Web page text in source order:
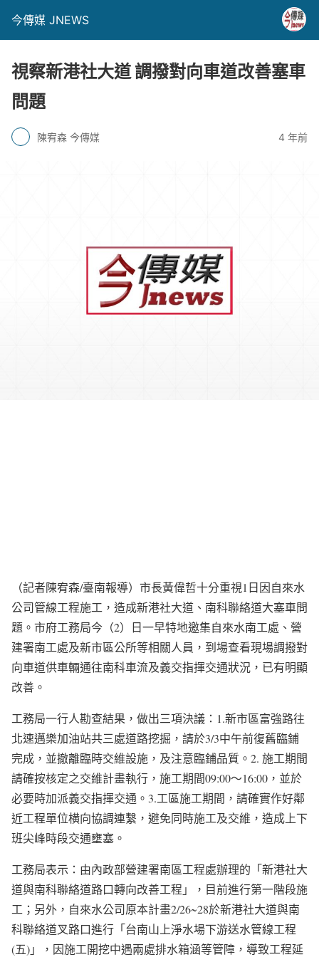
今傳媒 JNEWS
視察新港社大道 調撥對向車道改善塞車
問題
陳宥森 今傳媒 4 年前
（記者陳宥森/臺南報導）市長黃偉哲十分重視1日因自來水
公司管線工程施工，造成新港社大道、南科聯絡道大塞車問
題。市府工務局今（2）日一早特地邀集自來水南工處、營
建署南工處及新市區公所等相關人員，到場查看現場調撥對
向車道供車輛通往南科車流及義交指揮交通狀況，已有明顯
改善。
工務局一行人勘查結果，做出三項決議：1.新市區富強路往
北速邁樂加油站共三處道路挖掘，請於3/3中午前復舊臨鋪
完成，並撤離臨時交維設施，及注意臨鋪品質。2. 施工期間
請確按核定之交維計畫執行，施工期間09:00～16:00，並於
必要時加派義交指揮交通。3.工區施工期間，請確實作好鄰
近工程單位横向協調連繫，避免同時施工及交維，造成上下
班尖峰時段交通壅塞。
工務局表示：由內政部營建署南區工程處辦理的「新港社大
道與南科聯絡道路口轉向改善工程」，目前進行第一階段施
工；另外，自來水公司原本計畫2/26~28於新港社大道與南
科聯絡道叉路口進行「台南山上淨水場下游送水管線工程
(五)」，因施工開挖中遇兩處排水箱涵等管障，導致工程延